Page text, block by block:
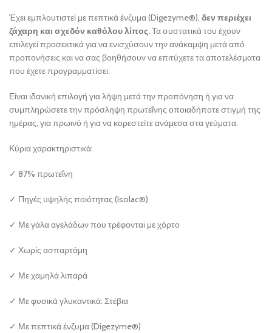
Έχει εμπλουτιστεί με πεπτικά ένζυμα (Digezyme®), δεν περιέχει
ζάχαρη και σχεδόν καθόλου λίπος.Τα συστατικά του έχουν
επιλεγεί προσεκτικά για να ενισχύσουν την ανάκαμψη μετά από
προπονήσεις και να σας βοηθήσουν να επιτύχετε τα αποτελέσματα
που έχετε προγραμματίσει.
Είναι ιδανική επιλογή για λήψη μετά την προπόνηση ή για να
συμπληρώσετε την πρόσληψη πρωτεΐνης οποιαδήποτε στιγμή της
ημέρας, για πρωινό ή για να κορεστείτε ανάμεσα στα γεύματα.
Κύρια χαρακτηριστικά:
✓ 87% πρωτεΐνη
✓ Πηγές υψηλής ποιότητας (Isolac®)
✓ Με γάλα αγελάδων που τρέφονται με χόρτο
✓ Χωρίς ασπαρτάμη
✓ Με χαμηλά λιπαρά
✓ Με φυσικά γλυκαντικά: Στέβια
✓ Με πεπτικά ένζυμα (Digezyme®)